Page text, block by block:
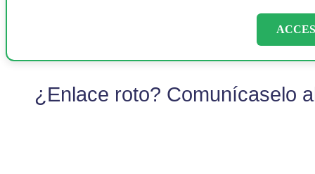
¿Enlace roto? Comunícaselo